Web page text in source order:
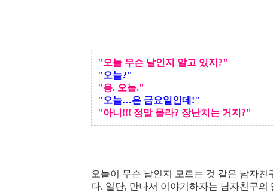
"오늘 무슨 날인지 알고 있지?"
"오늘?"
"응. 오늘."
"오늘…은 금요일인데!"
"아니!!! 정말 몰라? 장난치는 거지?"
오늘이 무슨 날인지 모르는 것 같은 남자
다. 일단, 만나서 이야기하자는 남자친구